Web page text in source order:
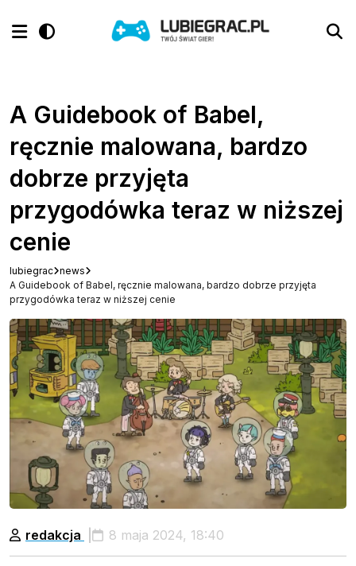
A Guidebook of Babel,
ręcznie malowana, bardzo
dobrze przyjęta
przygodówka teraz w niższej
cenie
lubiegrac news
A Guidebook of Babel, ręcznie malowana, bardzo dobrze przyjęta
przygodówka teraz w niższej cenie
redakcja 8 maja 2024, 18:40